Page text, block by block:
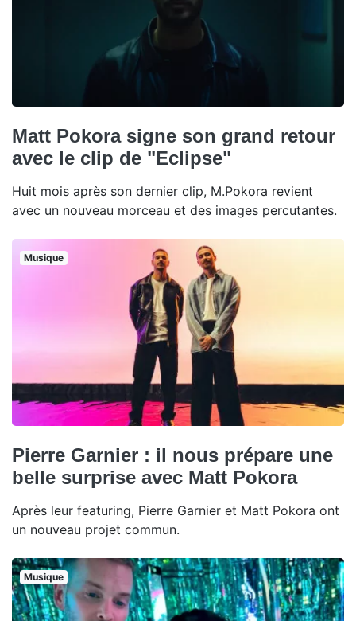
Matt Pokora signe son grand retour
avec le clip de "Eclipse"
Huit mois après son dernier clip, M.Pokora revient
avec un nouveau morceau et des images percutantes.
Musique
Pierre Garnier : il nous prépare une
belle surprise avec Matt Pokora
Après leur featuring, Pierre Garnier et Matt Pokora ont
un nouveau projet commun.
Musique